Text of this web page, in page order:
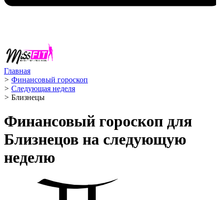
Главная
> Финансовый гороскоп
> Следующая неделя
> Близнецы ️
Финансовый гороскоп для
Близнецов на следующую
неделю